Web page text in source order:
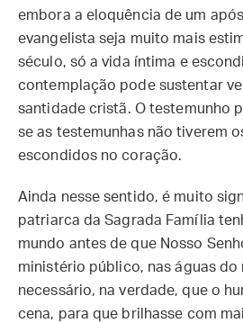
embora a eloquência de um
evangelista seja muito mais
século, só a vida íntima e
contemplação pode sustentar
santidade cristã. O testemunho
se as testemunhas não tiverem
escondidos no coração.
Ainda nesse sentido, é muito
patriarca da Sagrada Família
mundo antes de que Nosso
ministério público, nas águas do
necessário, na verdade, que o
cena, para que brilhasse com